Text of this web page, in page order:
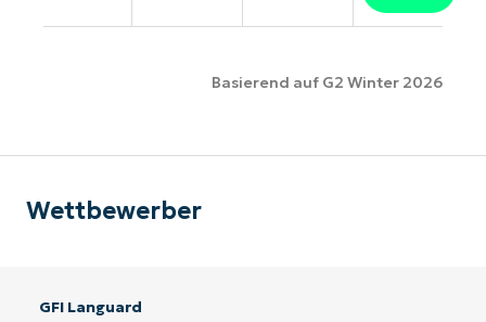
Basierend auf G2 Winter 2026
Wettbewerber
GFI Languard